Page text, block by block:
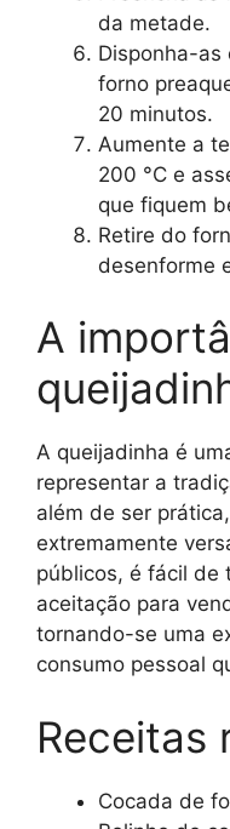
da metade.
Disponha-as
forno
20 minutos.
Aumente a
200 °C e
que fiquem
Retire do
desenforme
A
A queijadinha é
representar a
além de ser
extremamente
públicos, é fácil de
aceitação para
tornando-se uma
consumo pessoal
Receitas
Cocada de